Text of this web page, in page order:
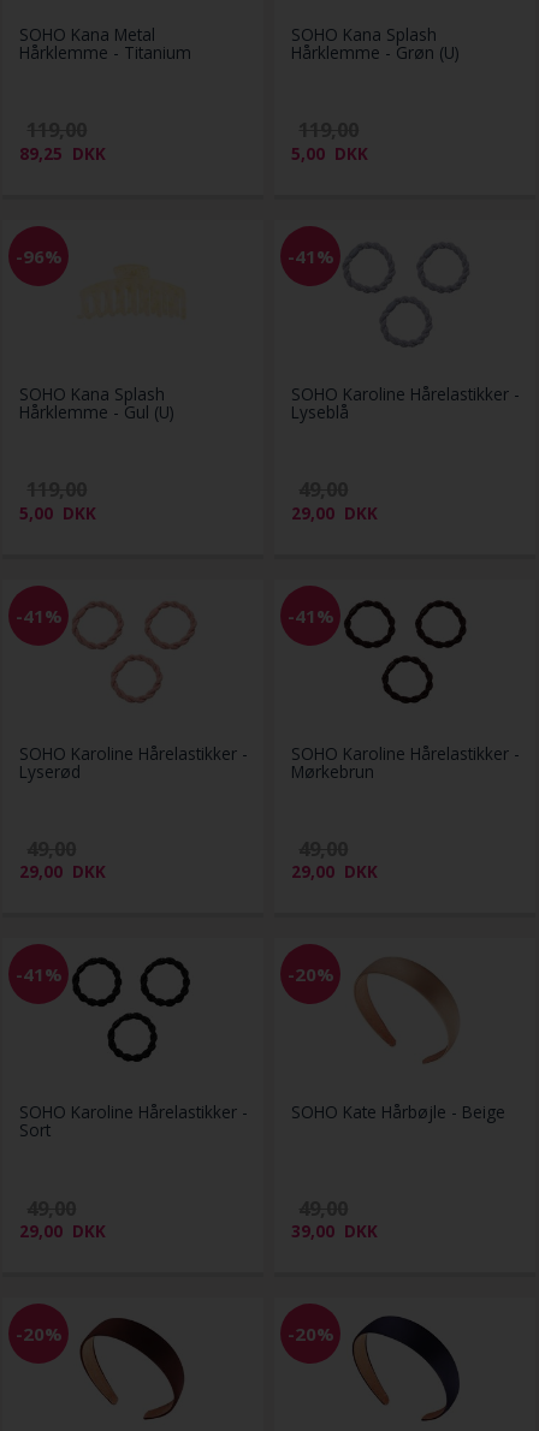
SOHO Kana Metal
Hårklemme - Titanium
89,25 DKK
SOHO Kana Splash
Hårklemme - Grøn (U)
5,00 DKK
-96%
SOHO Kana Splash
Hårklemme - Gul (U)
5,00 DKK
-41%
SOHO Karoline Hårelastikker -
Lyseblå
29,00 DKK
-41%
SOHO Karoline Hårelastikker -
Lyserød
29,00 DKK
-41%
SOHO Karoline Hårelastikker -
Mørkebrun
29,00 DKK
-41%
SOHO Karoline Hårelastikker -
Sort
29,00 DKK
-20%
SOHO Kate Hårbøjle - Beige
39,00 DKK
-20% -20%